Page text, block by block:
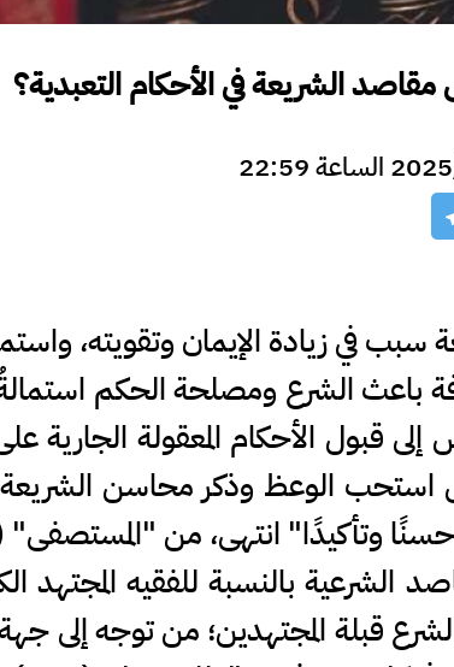
مقاصد الشريعة في الأحكام التعبدية؟
في زيادة الإيمان وتقويته،
باعث الشرع ومصلحة الحكم استمالةٌ
قبول الأحكام المعقولة الجارية
استحب الوعظ وذكر محاسن
وتأكيدًا" انتهى، من "المستصفى"
الشرعية بالنسبة للفقيه المجتهد
قبلة المجتهدين؛ من توجه إلى